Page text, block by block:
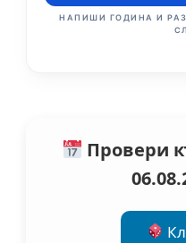
НАПИШИ ГОДИНА И
Провери